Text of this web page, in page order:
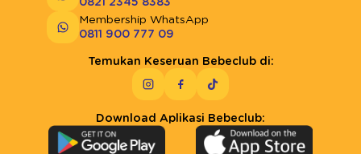
0821 2345 8383
Membership WhatsApp
0811 900 777 09
Temukan Keseruan Bebeclub di:
Download Aplikasi Bebeclub: